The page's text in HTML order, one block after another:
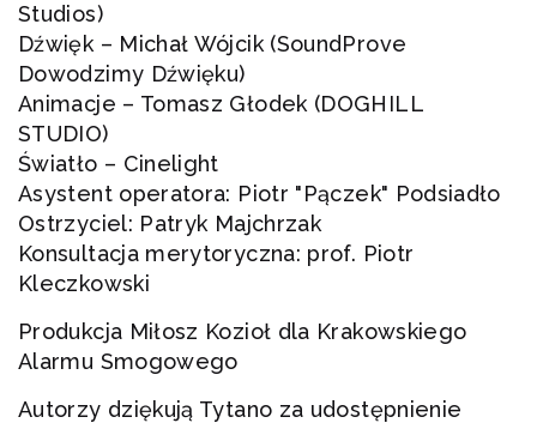
Studios)
Dźwięk – Michał Wójcik (SoundProve
Dowodzimy Dźwięku)
Animacje – Tomasz Głodek (DOGHILL
STUDIO)
Światło – Cinelight
Asystent operatora: Piotr "Pączek" Podsiadło
Ostrzyciel: Patryk Majchrzak
Konsultacja merytoryczna: prof. Piotr
Kleczkowski
Produkcja Miłosz Kozioł dla Krakowskiego
Alarmu Smogowego
Autorzy dziękują Tytano za udostępnienie